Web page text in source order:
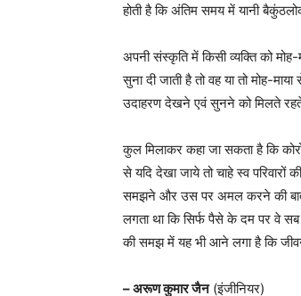
होती है कि अंतिम समय में यानी
अपनी संस्कृति में किसी व्यक्ति को
सुना दी जाती है तो वह या तो मोह-
उदाहरण देखने एवं सुनने को मिलते रहते
कुल मिलाकर कहा जा सकता है कि
से यदि देखा जाये तो चाहे स्व
समझने और उस पर अमल करने की बात
लगता था कि सिर्फ पैसे के दम पर वे
की समझ में यह भी आने लगा है कि
– अरूण कुमार जैन(इंजीनियर)